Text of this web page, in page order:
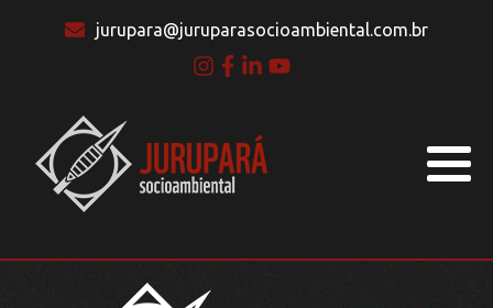
jurupara@juruparasocioambiental.com.br
BLOG